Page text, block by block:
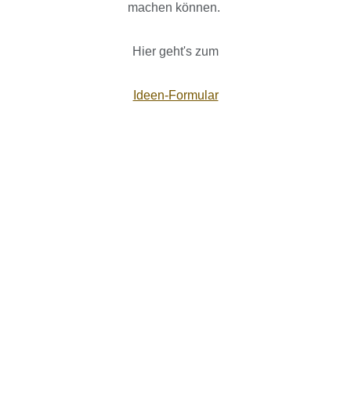
machen können.
Hier geht's zum
Ideen-Formular